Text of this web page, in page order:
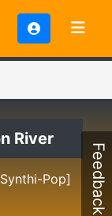
River
Pop] Feedback